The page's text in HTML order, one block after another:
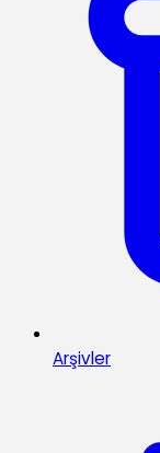
Arşivler